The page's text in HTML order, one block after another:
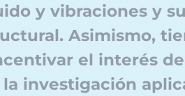
y vibraciones y su
Asimismo,
el interés
investigación